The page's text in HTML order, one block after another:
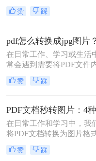
台、保持文档格式不变的
用户的喜爱。但在某些情
式，以便更方便地进行编
嵌入到其他文档中。那么
pdf转换成图片呢？本文将
费将PDF转换成图片的方
解释其操作步骤和注意事
赞 踩
在日常工作、学习或生活
常会遇到需要将PDF文件
JPG图片的场景。或许是
报告中的图表插入PPT演
个文件，又或者是为了在
展示一份精美的文档内容
格式稳定、兼容性强而成
的首选，但其不易编辑和
性，也使得“PDF转JGT”成
频需求。
赞 踩
在日常工作和学习中，我
将PDF文档转换为图片格
分享、编辑或满足特定的
那么pdf文档怎么变成图片
赞 踩